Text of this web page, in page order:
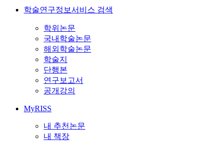
학술연구정보서비스 검색
학위논문
국내학술논문
해외학술논문
학술지
단행본
연구보고서
공개강의
MyRISS
내 추천논문
내 책장